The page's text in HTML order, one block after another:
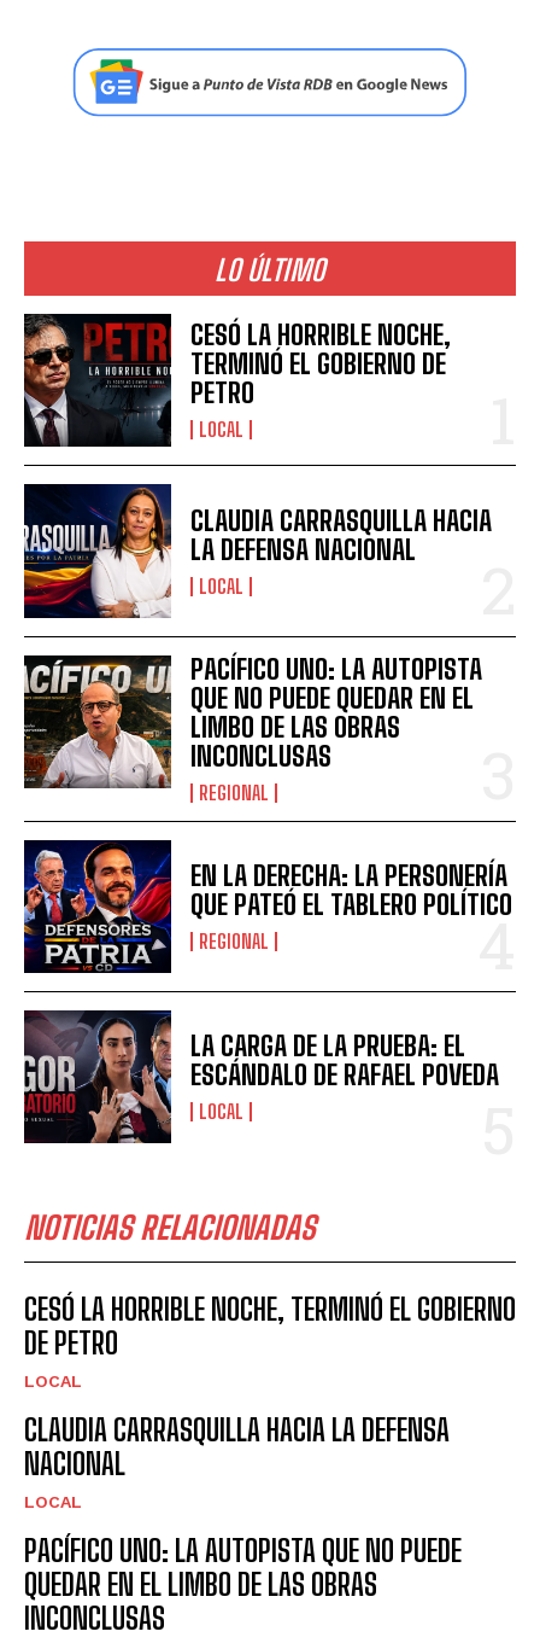
LO ÚLTIMO
CESÓ LA HORRIBLE NOCHE,
TERMINÓ EL GOBIERNO DE
PETRO
LOCAL
CLAUDIA CARRASQUILLA HACIA
LA DEFENSA NACIONAL
LOCAL
PACÍFICO UNO: LA AUTOPISTA
QUE NO PUEDE QUEDAR EN EL
LIMBO DE LAS OBRAS
INCONCLUSAS
REGIONAL
EN LA DERECHA: LA PERSONERÍA
QUE PATEÓ EL TABLERO POLÍTICO
REGIONAL
LA CARGA DE LA PRUEBA: EL
ESCÁNDALO DE RAFAEL POVEDA
LOCAL
NOTICIAS RELACIONADAS
CESÓ LA HORRIBLE NOCHE, TERMINÓ EL GOBIERNO
DE PETRO
LOCAL
CLAUDIA CARRASQUILLA HACIA LA DEFENSA
NACIONAL
LOCAL
PACÍFICO UNO: LA AUTOPISTA QUE NO PUEDE
QUEDAR EN EL LIMBO DE LAS OBRAS
INCONCLUSAS